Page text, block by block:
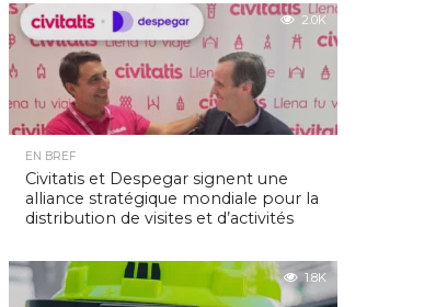
2.0K
EN BREF
Civitatis et Despegar signent une
alliance stratégique mondiale pour la
distribution de visites et d’activités
1.8K